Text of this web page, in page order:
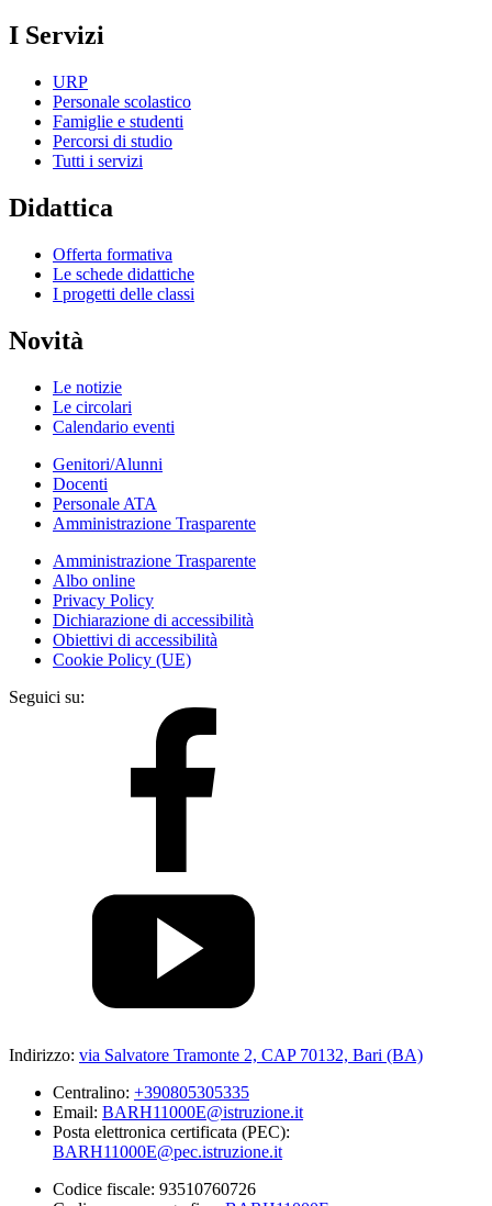
I Servizi
URP
Personale scolastico
Famiglie e studenti
Percorsi di studio
Tutti i servizi
Didattica
Offerta formativa
Le schede didattiche
I progetti delle classi
Novità
Le notizie
Le circolari
Calendario eventi
Genitori/Alunni
Docenti
Personale ATA
Amministrazione Trasparente
Amministrazione Trasparente
Albo online
Privacy Policy
Dichiarazione di accessibilità
Obiettivi di accessibilità
Cookie Policy (UE)
Seguici su:
Indirizzo: via Salvatore Tramonte 2, CAP 70132, Bari (BA)
Centralino: +390805305335
Email: BARH11000E@istruzione.it
Posta elettronica certificata (PEC):
BARH11000E@pec.istruzione.it
Codice fiscale: 93510760726